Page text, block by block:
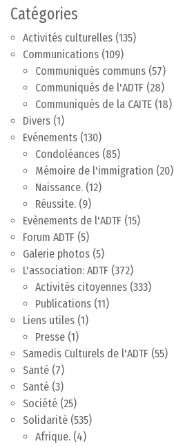
Catégories
Activités culturelles (135)
Communications (109)
Communiqués communs (57)
Communiqués de l'ADTF (28)
Communiqués de la CAITE (18)
Divers (1)
Evénements (130)
Condoléances (85)
Mémoire de l'immigration (20)
Naissance. (12)
Réussite. (9)
Evènements de l'ADTF (15)
Forum ADTF (5)
Galerie photos (5)
L'association: ADTF (372)
Activités citoyennes (333)
Publications (11)
Liens utiles (1)
Presse (1)
Samedis Culturels de l'ADTF (55)
Santé (7)
Santé (3)
Société (25)
Solidarité (535)
Afrique. (4)